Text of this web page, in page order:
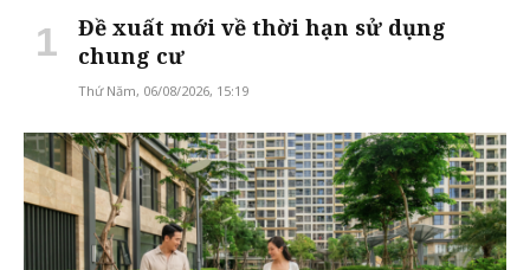
Đề xuất mới về thời hạn sử dụng
chung cư
Thứ Năm, 06/08/2026, 15:19